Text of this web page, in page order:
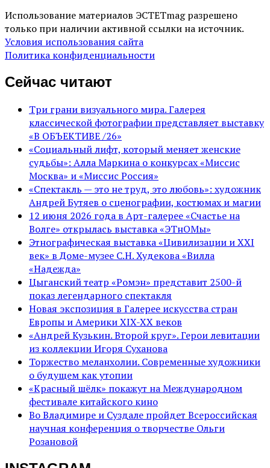
Использование материалов ЭСТЕТmag разрешено
только при наличии активной ссылки на источник.
Условия использования сайта
Политика конфиденциальности
Сейчас читают
Три грани визуального мира. Галерея
классической фотографии представляет выставку
«В ОБЪЕКТИВЕ /26»
«Социальный лифт, который меняет женские
судьбы»: Алла Маркина о конкурсах «Миссис
Москва» и «Миссис Россия»
«Спектакль — это не труд, это любовь»: художник
Андрей Бутяев о сценографии, костюмах и магии
12 июня 2026 года в Арт-галерее «Счастье на
Волге» открылась выставка «ЭТнОМы»
Этнографическая выставка «Цивилизации и ХХI
век» в Доме-музее С.Н. Худекова «Вилла
«Надежда»
Цыганский театр «Ромэн» представит 2500-й
показ легендарного спектакля
Новая экспозиция в Галерее искусства стран
Европы и Америки XIX-XX веков
«Андрей Кузькин. Второй круг». Герои левитации
из коллекции Игоря Суханова
Торжество меланхолии. Современные художники
о будущем как утопии
«Красный шёлк» покажут на Международном
фестивале китайского кино
Во Владимире и Суздале пройдет Всероссийская
научная конференция о творчестве Ольги
Розановой